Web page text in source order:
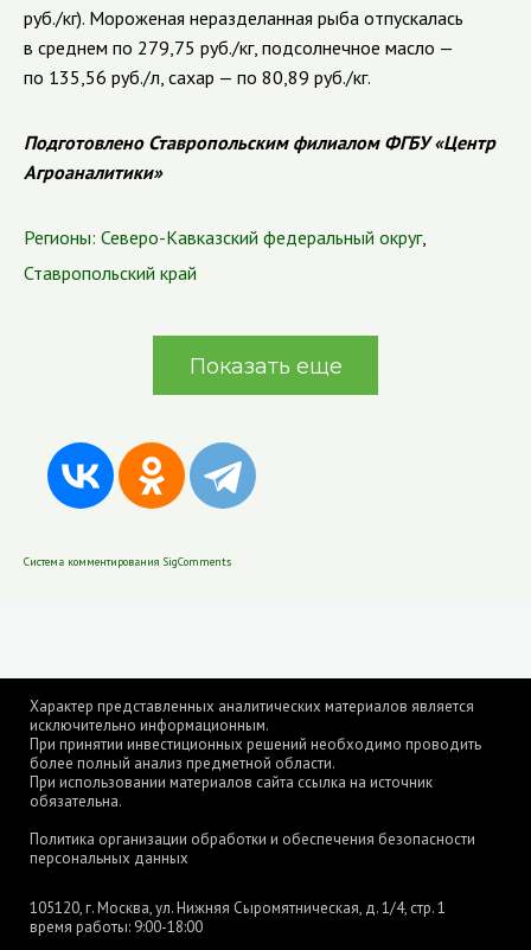
руб./кг). Мороженая неразделанная рыба отпускалась
в среднем по 279,75 руб./кг, подсолнечное масло —
по 135,56 руб./л, сахар — по 80,89 руб./кг.
Подготовлено Ставропольским филиалом ФГБУ «Центр
Агроаналитики»
Регионы: Северо-Кавказский федеральный округ,
Ставропольский край
Показать еще
Система комментирования SigComments
Характер представленных аналитических материалов является
исключительно информационным.
При принятии инвестиционных решений необходимо проводить
более полный анализ предметной области.
При использовании материалов сайта ссылка на источник
обязательна.
Политика организации обработки и обеспечения безопасности
персональных данных
105120, г. Москва, ул. Нижняя Сыромятническая, д. 1/4, стр. 1
время работы: 9:00-18:00